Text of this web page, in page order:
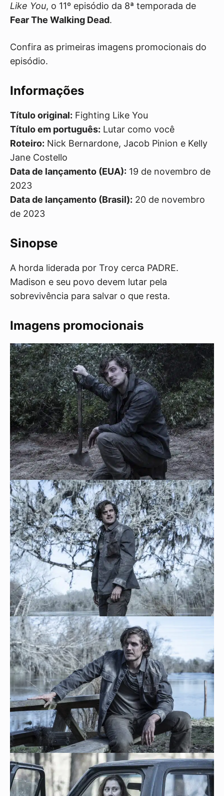
Like You, o 11º episódio da 8ª temporada de
Fear The Walking Dead.
Confira as primeiras imagens promocionais do
episódio.
Informações
Título original: Fighting Like You
Título em português: Lutar como você
Roteiro: Nick Bernardone, Jacob Pinion e Kelly
Jane Costello
Data de lançamento (EUA): 19 de novembro de
2023
Data de lançamento (Brasil): 20 de novembro
de 2023
Sinopse
A horda liderada por Troy cerca PADRE.
Madison e seu povo devem lutar pela
sobrevivência para salvar o que resta.
Imagens promocionais